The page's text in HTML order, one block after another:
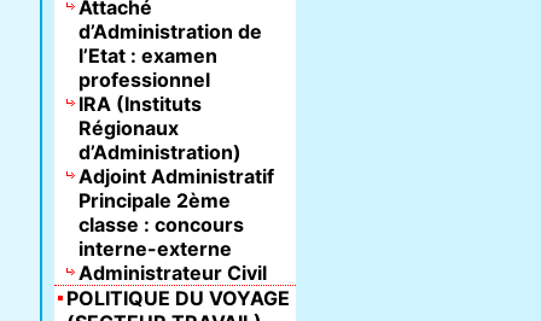
Attaché
d’Administration de
l’Etat : examen
professionnel
IRA (Instituts
Régionaux
d’Administration)
Adjoint Administratif
Principale 2ème
classe : concours
interne-externe
Administrateur Civil
POLITIQUE DU VOYAGE